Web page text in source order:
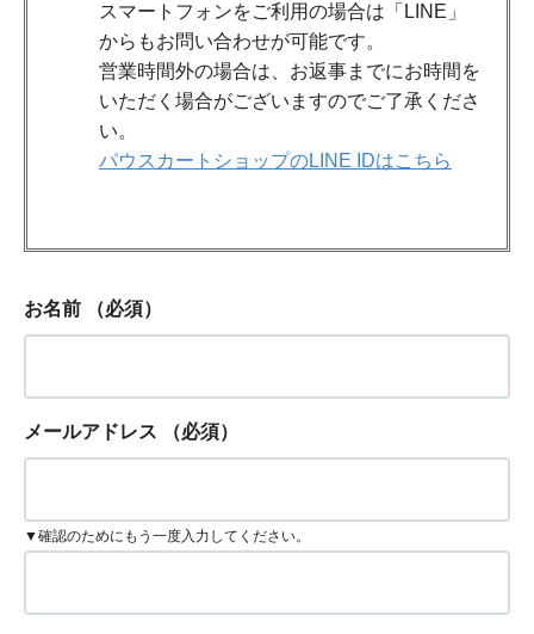
スマートフォンをご利用の場合は「LINE」
からもお問い合わせが可能です。
営業時間外の場合は、お返事までにお時間を
いただく場合がございますのでご了承くださ
い。
パウスカートショップのLINE IDはこちら
お名前 （必須）
メールアドレス （必須）
▼確認のためにもう一度入力してください。